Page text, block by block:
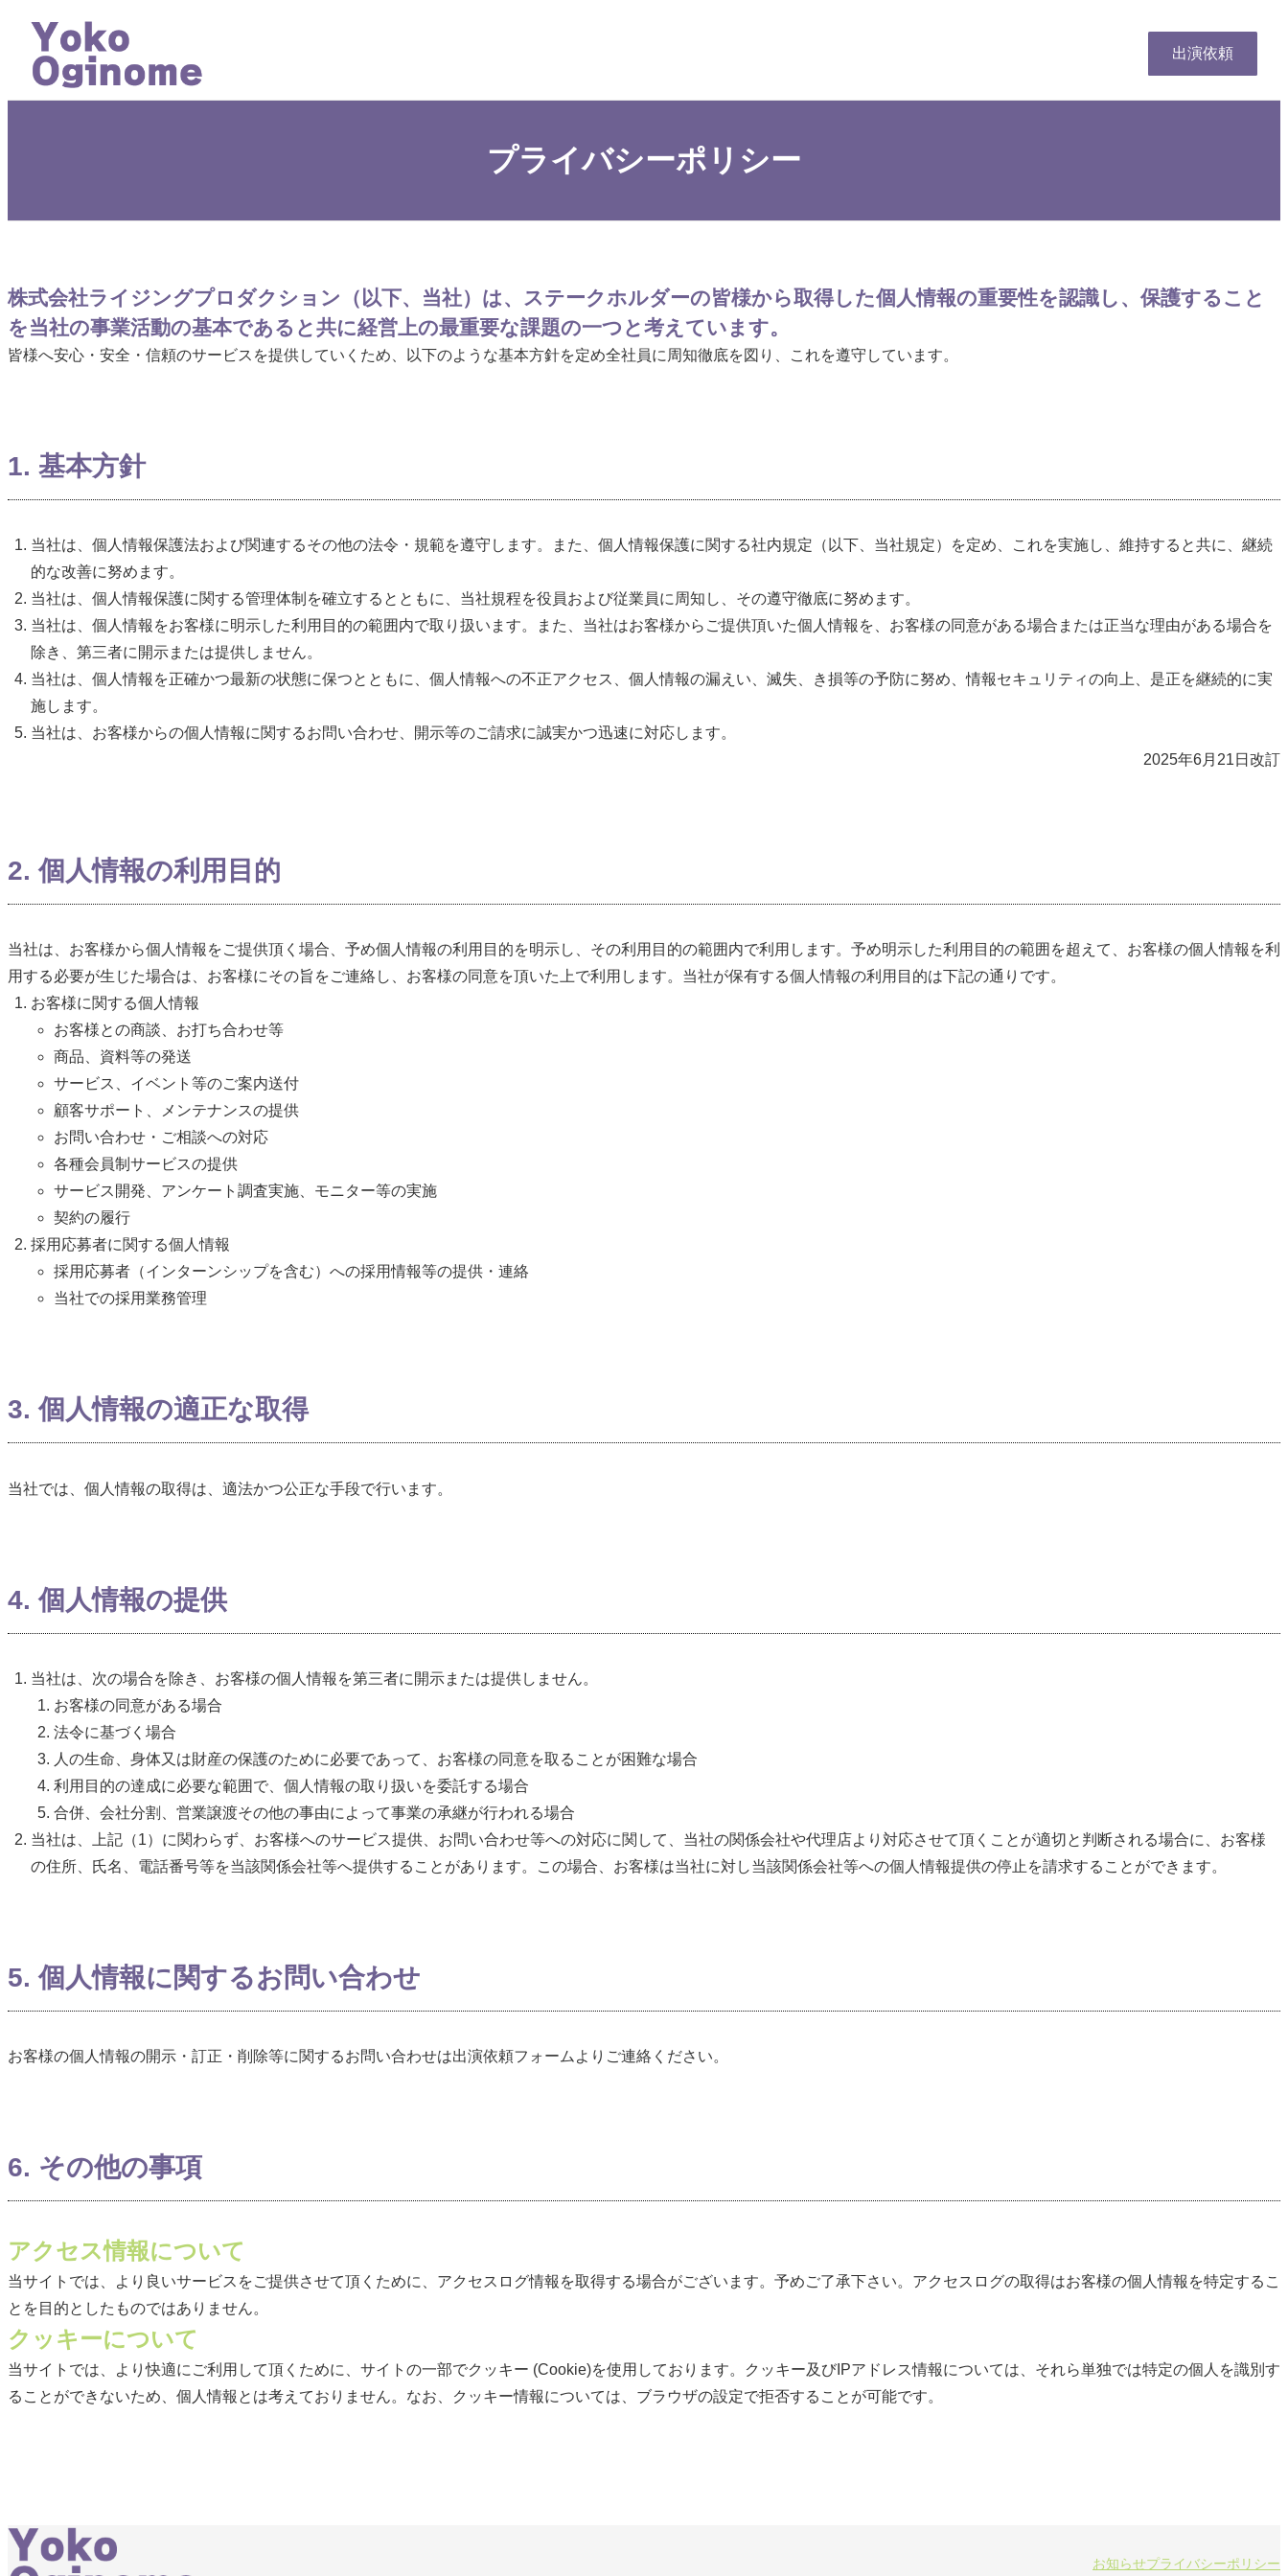
ス
出演依頼
プライバシーポリシー
株式会社ライジングプロダクション（以下、当社）は、ステークホルダーの皆様から取得した個人情報の重要性を認識し、保護すること
を当社の事業活動の基本であると共に経営上の最重要な課題の一つと考えています。
皆様へ安心・安全・信頼のサービスを提供していくため、以下のような基本方針を定め全社員に周知徹底を図り、これを遵守しています。
1. 基本方針
当社は、個人情報保護法および関連するその他の法令・規範を遵守します。また、個人情報保護に関する社内規定（以下、当社規定）を定め、これを実施し、維持すると共に、継続
的な改善に努めます。
当社は、個人情報保護に関する管理体制を確立するとともに、当社規程を役員および従業員に周知し、その遵守徹底に努めます。
当社は、個人情報をお客様に明示した利用目的の範囲内で取り扱います。また、当社はお客様からご提供頂いた個人情報を、お客様の同意がある場合または正当な理由がある場合を
除き、第三者に開示または提供しません。
当社は、個人情報を正確かつ最新の状態に保つとともに、個人情報への不正アクセス、個人情報の漏えい、滅失、き損等の予防に努め、情報セキュリティの向上、是正を継続的に実
施します。
当社は、お客様からの個人情報に関するお問い合わせ、開示等のご請求に誠実かつ迅速に対応します。
2025年6月21日改訂
2. 個人情報の利用目的
当社は、お客様から個人情報をご提供頂く場合、予め個人情報の利用目的を明示し、その利用目的の範囲内で利用します。予め明示した利用目的の範囲を超えて、お客様の個人情報を利
用する必要が生じた場合は、お客様にその旨をご連絡し、お客様の同意を頂いた上で利用します。当社が保有する個人情報の利用目的は下記の通りです。
お客様に関する個人情報
お客様との商談、お打ち合わせ等
商品、資料等の発送
サービス、イベント等のご案内送付
顧客サポート、メンテナンスの提供
お問い合わせ・ご相談への対応
各種会員制サービスの提供
サービス開発、アンケート調査実施、モニター等の実施
契約の履行
採用応募者に関する個人情報
採用応募者（インターンシップを含む）への採用情報等の提供・連絡
当社での採用業務管理
3. 個人情報の適正な取得
当社では、個人情報の取得は、適法かつ公正な手段で行います。
4. 個人情報の提供
当社は、次の場合を除き、お客様の個人情報を第三者に開示または提供しません。
お客様の同意がある場合
法令に基づく場合
人の生命、身体又は財産の保護のために必要であって、お客様の同意を取ることが困難な場合
利用目的の達成に必要な範囲で、個人情報の取り扱いを委託する場合
合併、会社分割、営業譲渡その他の事由によって事業の承継が行われる場合
当社は、上記（1）に関わらず、お客様へのサービス提供、お問い合わせ等への対応に関して、当社の関係会社や代理店より対応させて頂くことが適切と判断される場合に、お客様
の住所、氏名、電話番号等を当該関係会社等へ提供することがあります。この場合、お客様は当社に対し当該関係会社等への個人情報提供の停止を請求することができます。
5. 個人情報に関するお問い合わせ
お客様の個人情報の開示・訂正・削除等に関するお問い合わせは出演依頼フォームよりご連絡ください。
6. その他の事項
アクセス情報について
当サイトでは、より良いサービスをご提供させて頂くために、アクセスログ情報を取得する場合がございます。予めご了承下さい。アクセスログの取得はお客様の個人情報を特定するこ
とを目的としたものではありません。
クッキーについて
当サイトでは、より快適にご利用して頂くために、サイトの一部でクッキー (Cookie)を使用しております。クッキー及びIPアドレス情報については、それら単独では特定の個人を識別す
ることができないため、個人情報とは考えておりません。なお、クッキー情報については、ブラウザの設定で拒否することが可能です。
お知らせプライバシーポリシー